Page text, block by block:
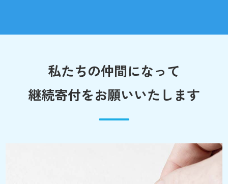
私たちの仲間になって
継続寄付をお願いいたします